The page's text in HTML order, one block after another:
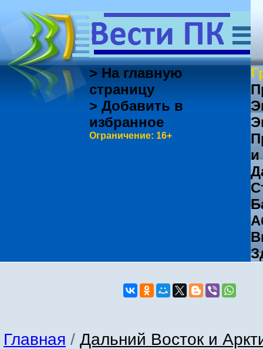
> На главную
страницу
> Добавить в
избранное
Ограничение: 16+
Главная / Дальний Восток и